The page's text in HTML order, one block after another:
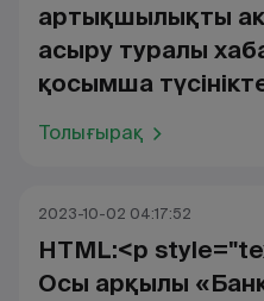
артықшылықты
асыру туралы
қосымша
Толығырақ
2023-10-02 04:17:52
HTML:<p
Осы арқылы